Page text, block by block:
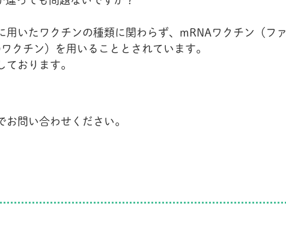
いたワクチンの種類に関わらず、mRNAワクチン（ファ
クチン）を用いることとされています。
おります。
問い合わせください。